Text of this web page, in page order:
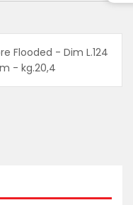
Flooded - Dim L.124
- kg.20,4